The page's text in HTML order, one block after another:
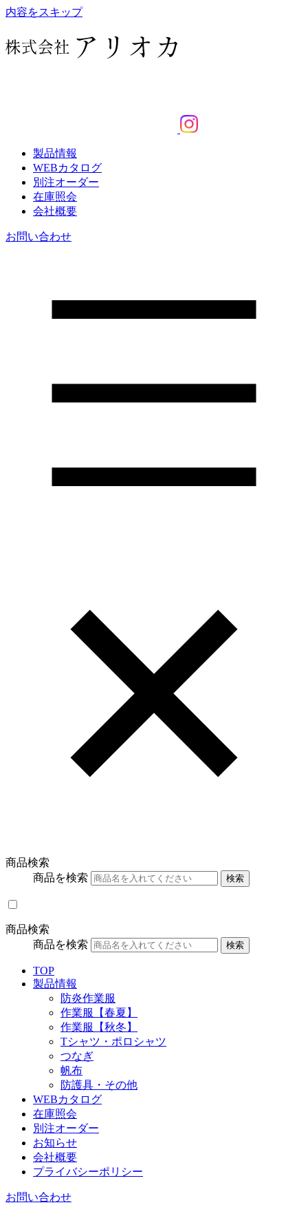
内容をスキップ
製品情報
WEBカタログ
別注オーダー
在庫照会
会社概要
お問い合わせ
商品検索
商品を検索
検索
商品検索
商品を検索
検索
TOP
製品情報
防炎作業服
作業服【春夏】
作業服【秋冬】
Tシャツ・ポロシャツ
つなぎ
帆布
防護具・その他
WEBカタログ
在庫照会
別注オーダー
お知らせ
会社概要
プライバシーポリシー
お問い合わせ